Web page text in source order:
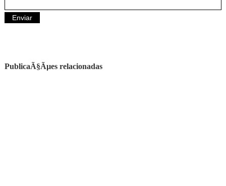
PublicaÃ§Ãµes relacionadas